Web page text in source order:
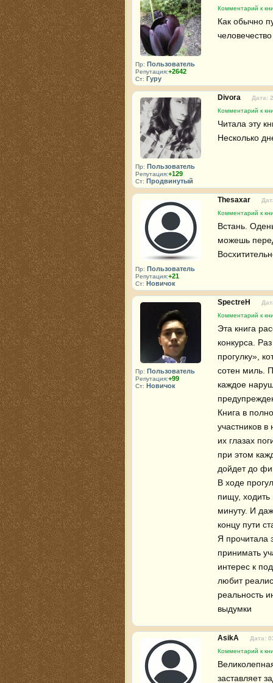
Пр: Пользователь
Репутация:+2642
Ст: Гуру
Комментарий к
Как обычно
Пр: Пользователь
Репутация:+129
Ст: Продвинутый
Divora
Дата:
Комментарий к
Читала эту
Несколько
Пр: Пользователь
Репутация:+21
Ст: Новичок
Thesaxar
Комментарий к
Встань.
можешь
Пр: Пользователь
Репутация:+99
Ст: Новичок
SpectreH
Комментарий к
Эта книга
конкурса.
прогулку»,
сотен миль.
каждое
Книга в
участников в
их глазах
при этом
дойдет до
В ходе
пищу, ходить
минуту. И
концу пути
Я прочитала
принимать
интерес к
любит
реальность
выдумки
AsikA
Дата:
Комментарий к
заставляет